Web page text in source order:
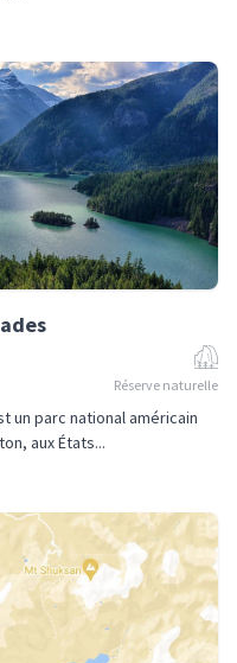
Réserve naturelle
un parc national américain
aux États...